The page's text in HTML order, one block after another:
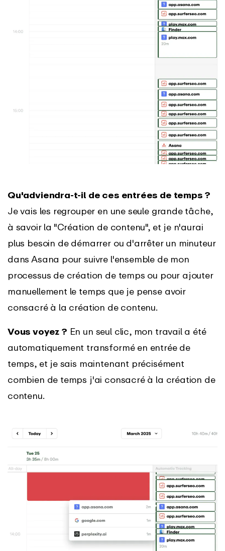
Qu'adviendra-t-il de ces entrées de temps ?
Je vais les regrouper en une seule grande tâche,
à savoir la "Création de contenu", et je n'aurai
plus besoin de démarrer ou d'arrêter un minuteur
dans Asana pour suivre l'ensemble de mon
processus de création de temps ou pour ajouter
manuellement le temps que je pense avoir
consacré à la création de contenu.
Vous voyez ? En un seul clic, mon travail a été
automatiquement transformé en entrée de
temps, et je sais maintenant précisément
combien de temps j'ai consacré à la création de
contenu.